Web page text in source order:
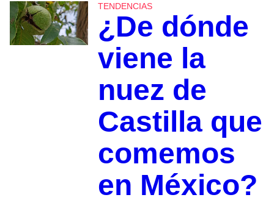
TENDENCIAS
¿De dónde
viene la
nuez de
Castilla que
comemos
en México?